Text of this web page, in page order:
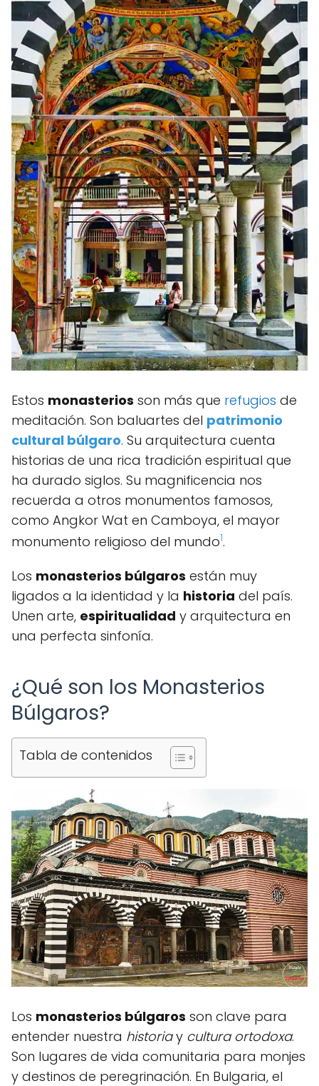
Estos monasterios son más que refugios de
meditación. Son baluartes del patrimonio
cultural búlgaro. Su arquitectura cuenta
historias de una rica tradición espiritual que
ha durado siglos. Su magnificencia nos
recuerda a otros monumentos famosos,
como Angkor Wat en Camboya, el mayor
monumento religioso del mundo1.
Los monasterios búlgaros están muy
ligados a la identidad y la historia del país.
Unen arte, espiritualidad y arquitectura en
una perfecta sinfonía.
¿Qué son los Monasterios
Búlgaros?
Tabla de contenidos
Los monasterios búlgaros son clave para
entender nuestra historiay cultura ortodoxa.
Son lugares de vida comunitaria para monjes
y destinos de peregrinación. En Bulgaria, el